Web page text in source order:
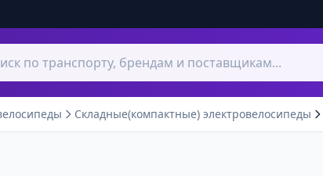
Складные(компактные) электровелосипеды